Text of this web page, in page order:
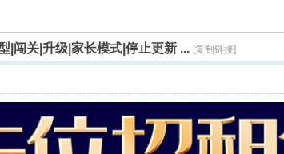
|闯关|升级|家长模式|停止更新 ... [复制链接]